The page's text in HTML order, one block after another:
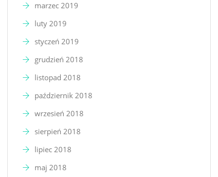
marzec 2019
luty 2019
styczeń 2019
grudzień 2018
listopad 2018
październik 2018
wrzesień 2018
sierpień 2018
lipiec 2018
maj 2018